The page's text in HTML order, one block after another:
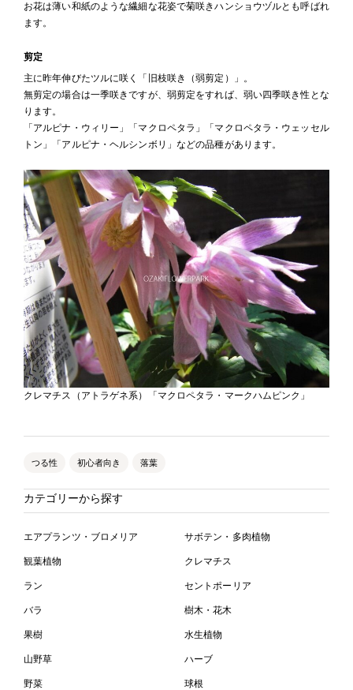
お花は薄い和紙のような繊細な花姿で菊咲きハンショウヅルとも呼ばれ
ます。
剪定
主に昨年伸びたツルに咲く「旧枝咲き（弱剪定）」。
無剪定の場合は一季咲きですが、弱剪定をすれば、弱い四季咲き性とな
ります。
「アルピナ・ウィリー」「マクロペタラ」「マクロペタラ・ウェッセル
トン」「アルピナ・ヘルシンボリ」などの品種があります。
クレマチス（アトラゲネ系）「マクロペタラ・マークハムピンク」
つる性 初心者向き 落葉
カテゴリーから探す
エアプランツ・ブロメリア サボテン・多肉植物
観葉植物 クレマチス
ラン セントポーリア
バラ 樹木・花木
果樹 水生植物
山野草 ハーブ
野菜 球根